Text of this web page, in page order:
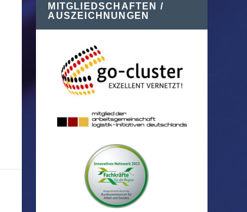
MITGLIEDSCHAFTEN /
AUSZEICHNUNGEN